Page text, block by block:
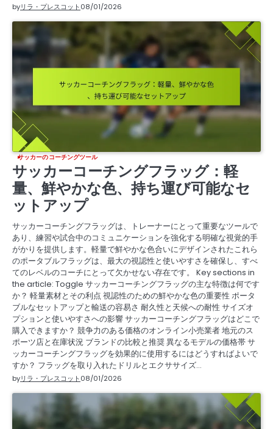
byリラ・プレスコット08/01/2026
サッカーのコーチングツール
サッカーコーチングフラッグ：軽
量、鮮やかな色、持ち運び可能なセ
ットアップ
サッカーコーチングフラッグは、トレーナーにとって重要なツールで
あり、練習や試合中のコミュニケーションを強化する明確な視覚的手
がかりを提供します。軽量で鮮やかな色合いにデザインされたこれら
のポータブルフラッグは、最大の視認性と使いやすさを確保し、すべ
てのレベルのコーチにとって欠かせない存在です。 Key sections in
the article: Toggle サッカーコーチングフラッグの主な特徴は何です
か？ 軽量素材とその利点 視認性のための鮮やかな色の重要性 ポータ
ブルなセットアップと輸送の容易さ 耐久性と天候への耐性 サイズオ
プションと使いやすさへの影響 サッカーコーチングフラッグはどこで
購入できますか？ 競争力のある価格のオンライン小売業者 地元のス
ポーツ店と在庫状況 ブランドの比較と推奨 異なるモデルの価格帯 サ
ッカーコーチングフラッグを効果的に使用するにはどうすればよいで
すか？ フラッグを取り入れたドリルとエクササイズ…
byリラ・プレスコット08/01/2026